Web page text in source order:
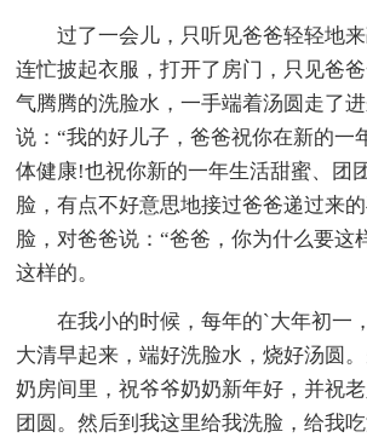
过了一会儿，只听见爸爸轻轻地
连忙披起衣服，打开了房门，只见爸
气腾腾的洗脸水，一手端着汤圆走了
说：“我的好儿子，爸爸祝你在新的一
体健康!也祝你新的一年生活甜蜜、团
脸，有点不好意思地接过爸爸递过来
脸，对爸爸说：“爸爸，你为什么要这
这样的。
在我小的时候，每年的`大年初一
大清早起来，端好洗脸水，烧好汤圆
奶房间里，祝爷爷奶奶新年好，并祝
团圆。然后到我这里给我洗脸，给我